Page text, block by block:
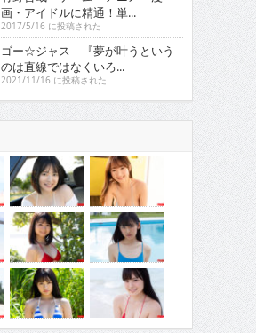
画・アイドルに精通！単...
2017/5/16 に投稿された
ゴー☆ジャス 『夢が叶うという
のは直線ではなくいろ...
2021/11/16 に投稿された